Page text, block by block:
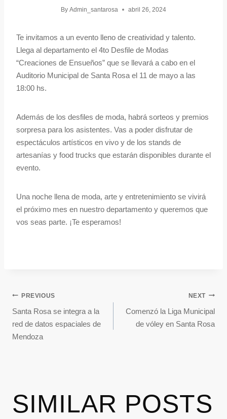
By Admin_santarosa abril 26, 2024
Te invitamos a un evento lleno de creatividad y talento.
Llega al departamento el 4to Desfile de Modas
“Creaciones de Ensueños” que se llevará a cabo en el
Auditorio Municipal de Santa Rosa el 11 de mayo a las
18:00 hs.
Además de los desfiles de moda, habrá sorteos y premios
sorpresa para los asistentes. Vas a poder disfrutar de
espectáculos artísticos en vivo y de los stands de
artesanías y food trucks que estarán disponibles durante el
evento.
Una noche llena de moda, arte y entretenimiento se vivirá
el próximo mes en nuestro departamento y queremos que
vos seas parte. ¡Te esperamos!
PREVIOUS
Santa Rosa se integra a la
red de datos espaciales de
Mendoza
NEXT
Comenzó la Liga Municipal
de vóley en Santa Rosa
SIMILAR POSTS